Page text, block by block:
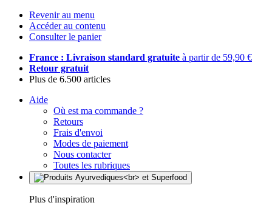
Revenir au menu
Accéder au contenu
Consulter le panier
France : Livraison standard gratuite à partir de 59,90 €
Retour gratuit
Plus de 6.500 articles
Aide
Où est ma commande ?
Retours
Frais d'envoi
Modes de paiement
Nous contacter
Toutes les rubriques
Plus d'inspiration